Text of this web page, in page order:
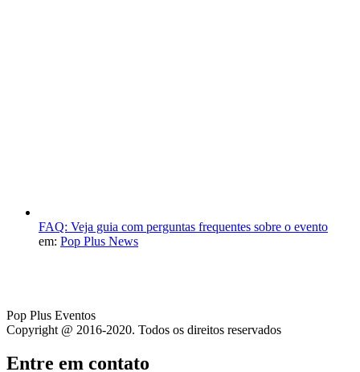
FAQ: Veja guia com perguntas frequentes sobre o evento
em: Pop Plus News
Pop Plus Eventos
Copyright @ 2016-2020. Todos os direitos reservados
Entre em contato